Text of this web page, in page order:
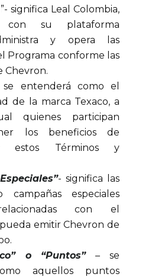
significa Leal Colombia,
con su plataforma
y opera las
Programa conforme las
Chevron.
entenderá como el
de la marca Texaco, a
quienes participan
los beneficios de
estos Términos y
- significa las
campañas especiales
con el
emitir Chevron de
o “Puntos”– se
aquellos puntos